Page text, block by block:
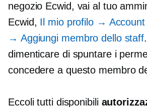
negozio Ecwid, vai al tuo
Ecwid, Il mio profilo → Account
→ Aggiungi membro dello staff
dimenticare di spuntare i
concedere a questo membro
Eccoli tutti disponibili